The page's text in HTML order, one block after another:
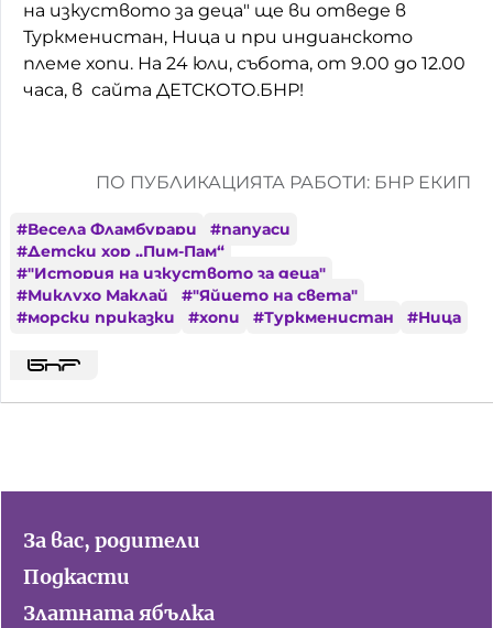
на изкуството за деца" ще ви отведе в
Туркменистан, Ница и при индианското
племе хопи. На 24 юли, събота, от 9.00 до 12.00
часа, в сайта ДЕТСКОТО.БНР!
ПО ПУБЛИКАЦИЯТА РАБОТИ: БНР ЕКИП
#Весела Фламбурари #папуаси
#Детски хор „Пим-Пам“
#"История на изкуството за деца"
#Миклухо Маклай #"Яйцето на света"
#морски приказки #хопи #Туркменистан #Ница
За вас, родители
Подкасти
Златната ябълка